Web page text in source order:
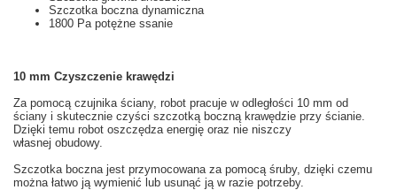
Szczotka boczna dynamiczna
1800 Pa potężne ssanie
10 mm Czyszczenie krawędzi
Za pomocą czujnika ściany, robot pracuje w odległości 10 mm od
ściany i skutecznie czyści szczotką boczną krawędzie przy ścianie.
Dzięki temu robot oszczędza energię oraz nie niszczy
własnej obudowy.
Szczotka boczna jest przymocowana za pomocą śruby, dzięki czemu
można łatwo ją wymienić lub usunąć ją w razie potrzeby.